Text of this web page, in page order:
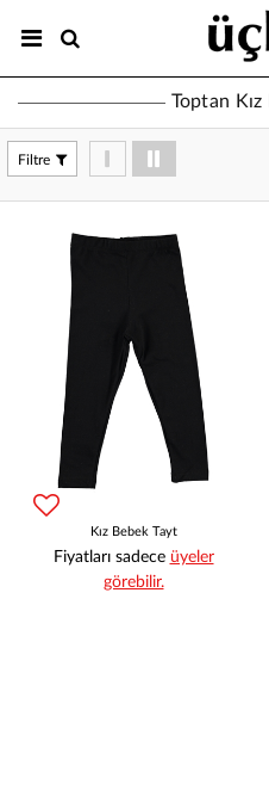
Toptan
Filtre
Kız Bebek Tayt
Fiyatları sadece üyeler
görebilir.